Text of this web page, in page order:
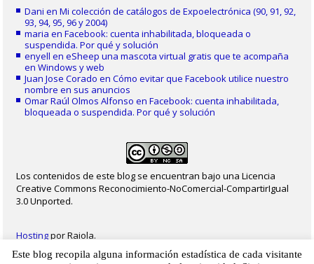
Dani enMi colección de catálogos de Expoelectrónica (90, 91, 92,
93, 94, 95, 96 y 2004)
maria enFacebook: cuenta inhabilitada, bloqueada o
suspendida. Por qué y solución
enyell eneSheep una mascota virtual gratis que te acompaña
en Windows y web
Juan Jose Corado enCómo evitar que Facebook utilice nuestro
nombre en sus anuncios
Omar Raúl Olmos Alfonso enFacebook: cuenta inhabilitada,
bloqueada o suspendida. Por qué y solución
Los contenidos de este blog se encuentran bajo una Licencia
Creative Commons Reconocimiento-NoComercial-CompartirIgual
3.0 Unported.
Hostingpor Raiola.
Este blog recopila alguna información estadística de cada visitante